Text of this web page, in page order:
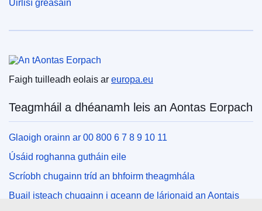
Uirlisí gréasáin
Faigh tuilleadh eolais ar europa.eu
Teagmháil a dhéanamh leis an Aontas Eorpach
Glaoigh orainn ar 00 800 6 7 8 9 10 11
Úsáid roghanna gutháin eile
Scríobh chugainn tríd an bhfoirm theagmhála
Buail isteach chugainn i gceann de lárionaid an Aontais